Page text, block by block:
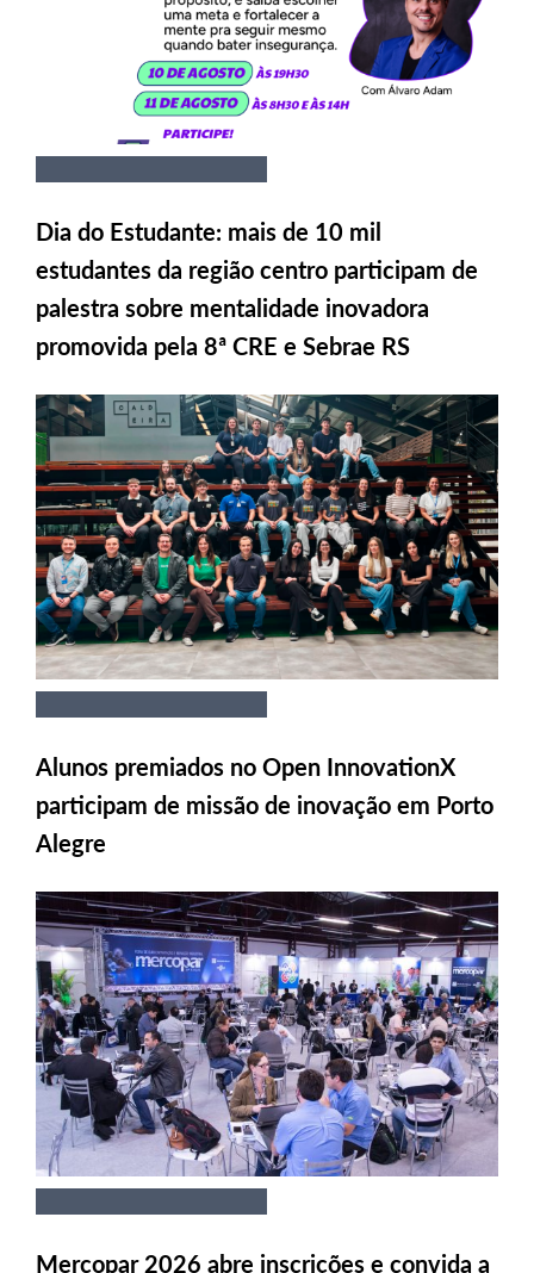
Dia do Estudante: mais de 10 mil
estudantes da região centro participam de
palestra sobre mentalidade inovadora
promovida pela 8ª CRE e Sebrae RS
Alunos premiados no Open InnovationX
participam de missão de inovação em Porto
Alegre
Mercopar 2026 abre inscrições e convida a